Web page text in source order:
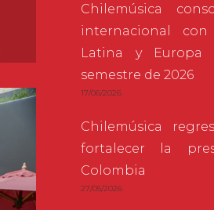
Chilemúsica
internacional
Latina y Europa
semestre de 2026
17/06/2026
Chilemúsica
fortalecer la
Colombia
27/05/2026